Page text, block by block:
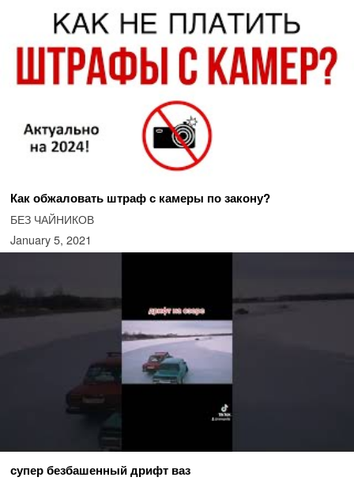
Как обжаловать штраф с камеры по закону?
БЕЗ ЧАЙНИКОВ
January 5, 2021
супер безбашенный дрифт ваз